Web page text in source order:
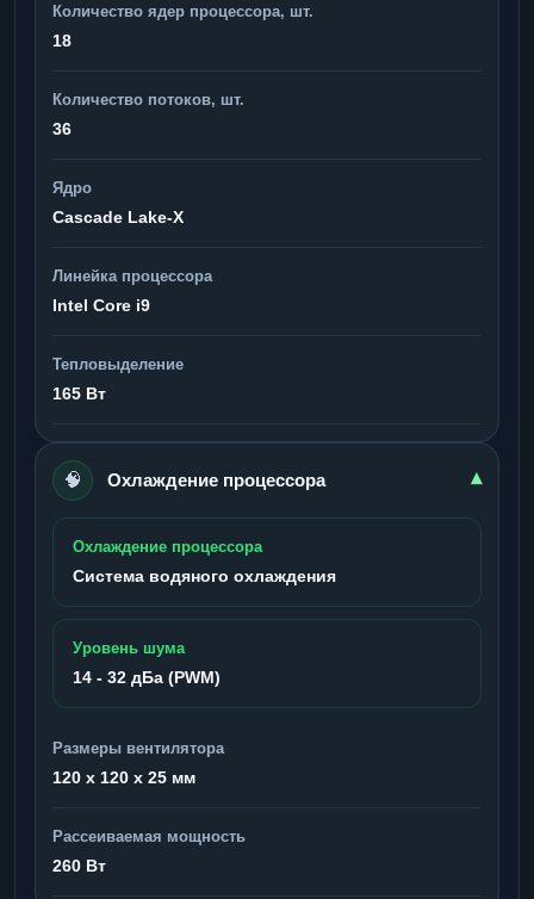
Количество ядер процессора, шт.
18
Количество потоков, шт.
36
Ядро
Cascade Lake-X
Линейка процессора
Intel Core i9
Тепловыделение
165 Вт
🧠 Охлаждение процессора ▾
Охлаждение процессора
Система водяного охлаждения
Уровень шума
14 - 32 дБа (PWM)
Размеры вентилятора
120 x 120 x 25 мм
Рассеиваемая мощность
260 Вт